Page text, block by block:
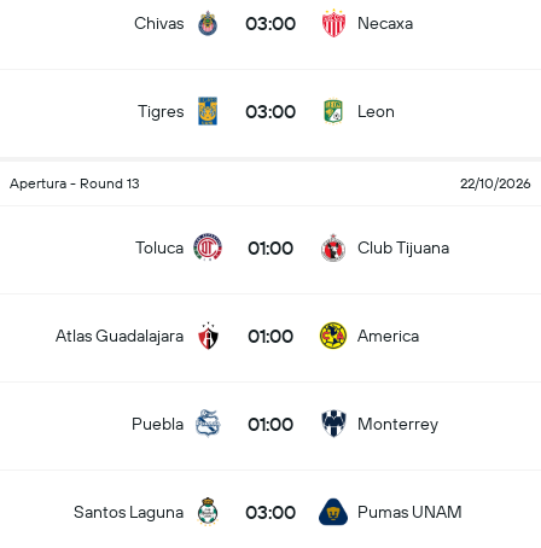
Chivas 03:00 Necaxa
Tigres 03:00 Leon
Apertura - Round 13 22/10/2026
Toluca 01:00 Club Tijuana
Atlas Guadalajara 01:00 America
Puebla 01:00 Monterrey
Santos Laguna 03:00 Pumas UNAM